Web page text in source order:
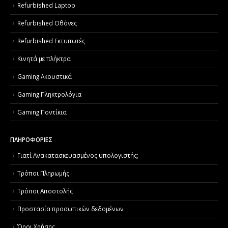
Refurbished Laptop
Refurbished Οθόνες
Refurbished Εκτυπωτές
Κινητά με πλήκτρα
Gaming Ακουστικά
Gaming Πληκτρολόγια
Gaming Ποντίκια
ΠΛΗΡΟΦΟΡΙΕΣ
Γιατί Aνακατασκευασμένος υπολογιστής;
Τρόποι Πληρωμής
Τρόποι Αποστολής
Προστασία προσωπικών δεδομένων
Όροι Χρήσης